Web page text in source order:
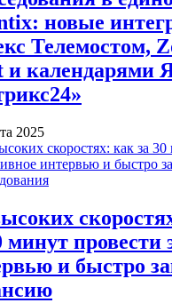
новые
Телемостом,
и календарями
2025
минут провести
и быстро